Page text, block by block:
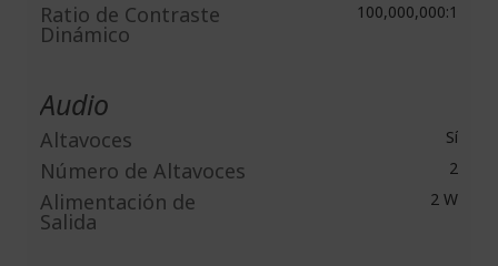
Ratio de Contraste
Dinámico
100,000,000:1
Audio
Altavoces Sí
Número de Altavoces 2
Alimentación de
Salida
2 W